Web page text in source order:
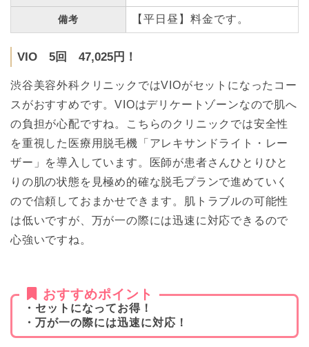
備考 【平日昼】料金です。
VIO 5回 47,025円！
渋谷美容外科クリニックではVIOがセットになったコー
スがおすすめです。VIOはデリケートゾーンなので肌へ
の負担が心配ですね。こちらのクリニックでは安全性
を重視した医療用脱毛機「アレキサンドライト・レー
ザー」を導入しています。医師が患者さんひとりひと
りの肌の状態を見極め的確な脱毛プランで進めていく
ので信頼しておまかせできます。肌トラブルの可能性
は低いですが、万が一の際には迅速に対応できるので
心強いですね。
おすすめポイント
・セットになってお得！
・万が一の際には迅速に対応！